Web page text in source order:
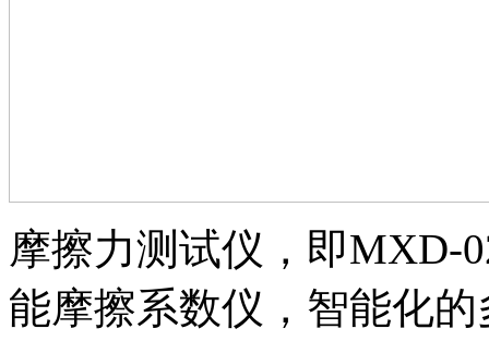
摩擦力测试仪，即MXD-
能摩擦系数仪，智能化